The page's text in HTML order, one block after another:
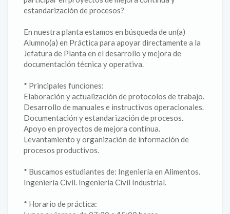
estandarización de procesos?
En nuestra planta estamos en búsqueda de un(a)
Alumno(a) en Práctica para apoyar directamente a la
Jefatura de Planta en el desarrollo y mejora de
documentación técnica y operativa.
* Principales funciones:
Elaboración y actualización de protocolos de trabajo.
Desarrollo de manuales e instructivos operacionales.
Documentación y estandarización de procesos.
Apoyo en proyectos de mejora continua.
Levantamiento y organización de información de
procesos productivos.
* Buscamos estudiantes de: Ingeniería en Alimentos.
Ingeniería Civil. Ingeniería Civil Industrial.
* Horario de práctica: